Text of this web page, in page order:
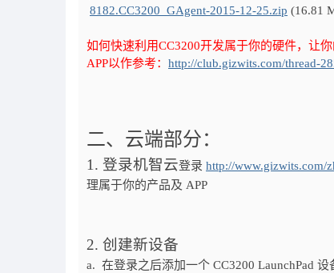
8182.CC3200_GAgent-2015-12-25.zip (16.81
如何快速利用CC3200开发属于你的硬件，让
APP以作参考： http://club.gizwits.com/thread-
二、云端部分：
1. 登录机智云登录 http://www.gizwits.com/
理属于你的产品及 APP
2. 创建新设备
a. 在登录之后添加一个 CC3200 LaunchPad